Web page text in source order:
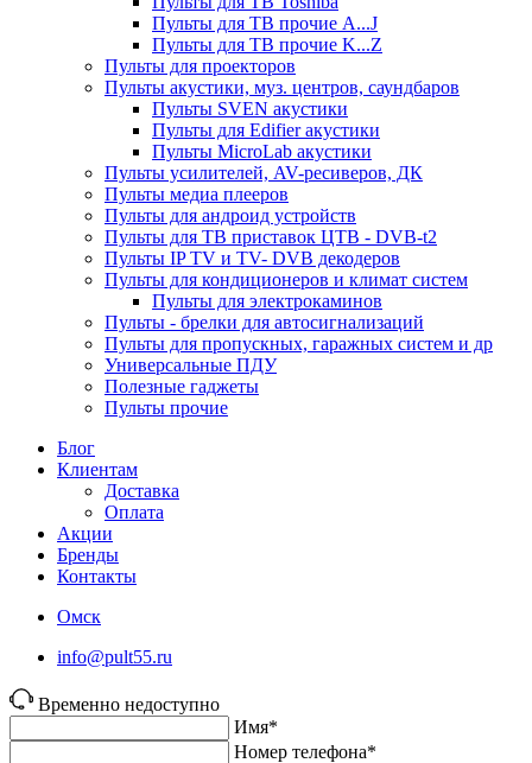
Пульты для ТВ прочие A...J
Пульты для ТВ прочие K...Z
Пульты для проекторов
Пульты акустики, муз. центров, саундбаров
Пульты SVEN акустики
Пульты для Edifier акустики
Пульты MicroLab акустики
Пульты усилителей, AV-ресиверов, ДК
Пульты медиа плееров
Пульты для андроид устройств
Пульты для ТВ приставок ЦТВ - DVB-t2
Пульты IP TV и TV- DVB декодеров
Пульты для кондиционеров и климат систем
Пульты для электрокаминов
Пульты - брелки для автосигнализаций
Пульты для пропускных, гаражных систем и др
Универсальные ПДУ
Полезные гаджеты
Пульты прочие
Блог
Клиентам
Доставка
Оплата
Акции
Бренды
Контакты
Омск
info@pult55.ru
Временно недоступно
Имя*
Номер телефона*